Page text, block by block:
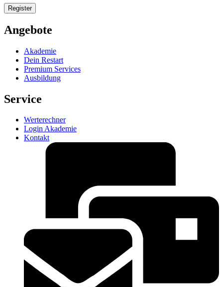
Angebote
Akademie
Dein Restart
Premium Services
Ausbildung
Service
Werterechner
Login Akademie
Kontakt